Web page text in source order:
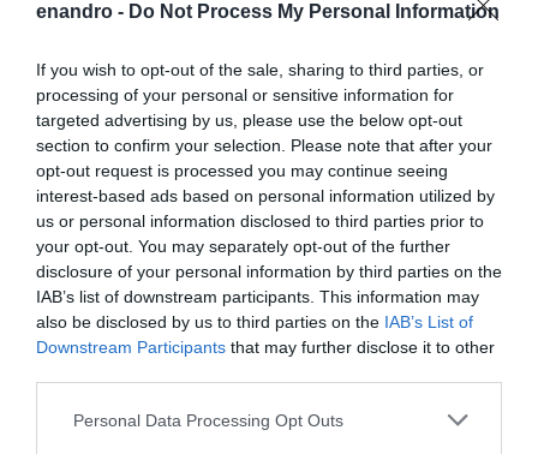
enandro - Do Not Process My Personal Information
If you wish to opt-out of the sale, sharing to third parties, or
processing of your personal or sensitive information for
targeted advertising by us, please use the below opt-out
section to confirm your selection. Please note that after your
opt-out request is processed you may continue seeing
interest-based ads based on personal information utilized by
us or personal information disclosed to third parties prior to
your opt-out. You may separately opt-out of the further
disclosure of your personal information by third parties on the
IAB’s list of downstream participants. This information may
also be disclosed by us to third parties on the IAB’s List of
Downstream Participants that may further disclose it to other
Please note that this website/app uses one or more Google
Personal Data Processing Opt Outs